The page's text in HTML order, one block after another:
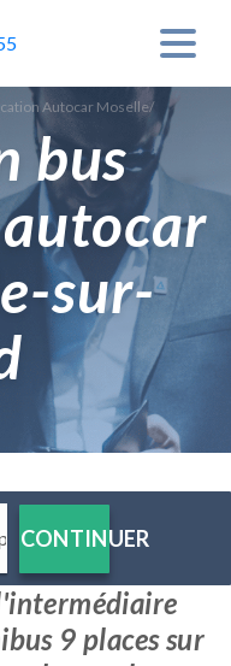
Autocar Moselle/
bus
sur-
CONTINUER
9 places sur